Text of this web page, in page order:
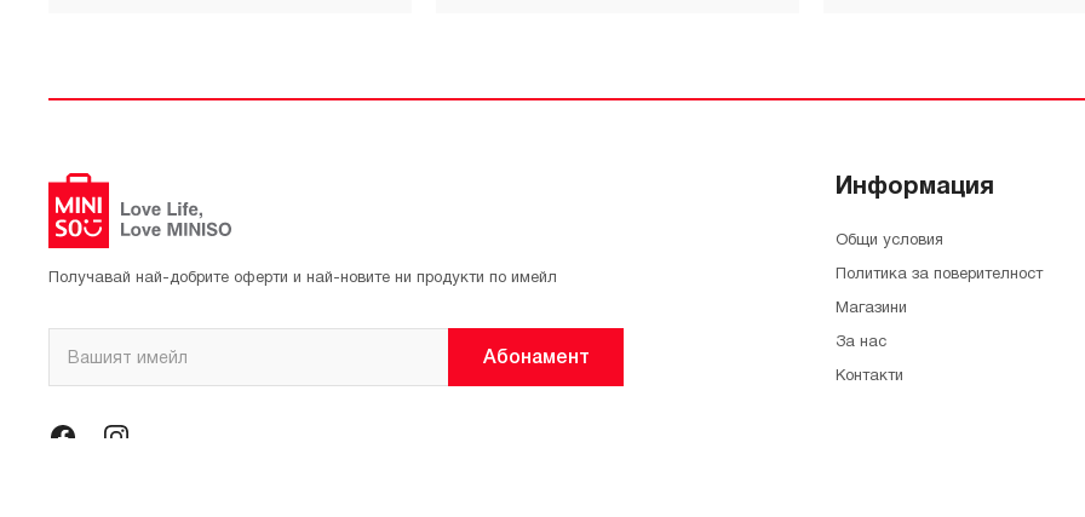
Получавай най-добрите оферти и най-новите ни продукти по имейл
Абонамент
Информация
Общи условия
Политика за поверителност
Магазини
За нас
Контакти